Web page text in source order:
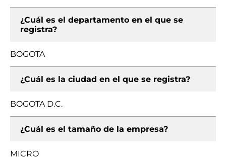
¿Cuál es el departamento en el que se
registra?
BOGOTA
¿Cuál es la ciudad en el que se registra?
BOGOTA D.C.
¿Cuál es el tamaño de la empresa?
MICRO